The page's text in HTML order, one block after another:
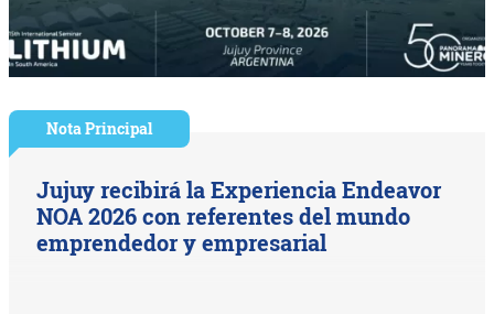
Nota Principal
Jujuy recibirá la Experiencia Endeavor
NOA 2026 con referentes del mundo
emprendedor y empresarial